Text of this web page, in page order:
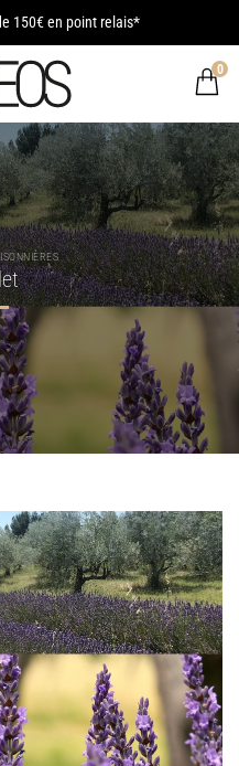
150€ en point relais*
0